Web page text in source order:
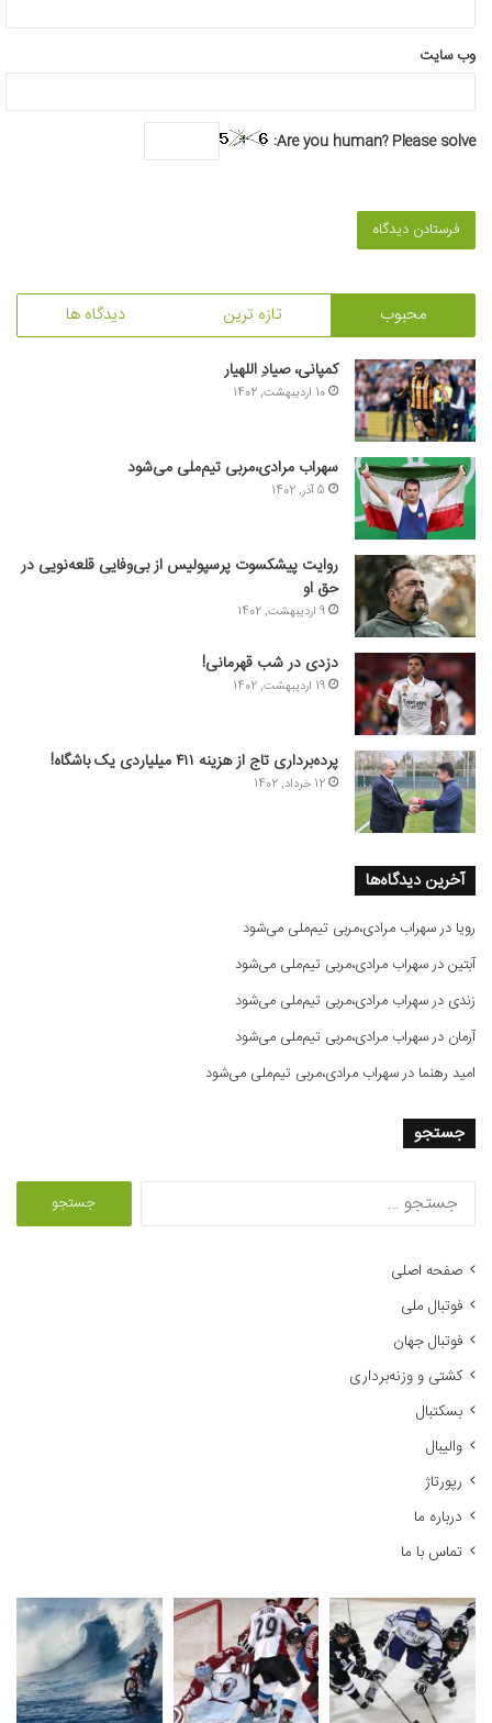
وب‌ سایت
Are you human? Please solve:
محبوب تازه ترین دیدگاه ها
کمپانی، صیادِ اللهیار
10 اردیبهشت, 1402
سهراب مرادی،مربی تیم‌ملی می‌شود
5 آذر, 1402
روایت پیشکسوت پرسپولیس از بی‌وفایی قلعه‌نویی در
حق او
9 اردیبهشت, 1402
دزدی در شب قهرمانی!
19 اردیبهشت, 1402
پرده‌برداری تاج از هزینه ۴۱۱ میلیاردی یک باشگاه!
12 خرداد, 1402
آخرین دیدگاه‌ها
رویا درسهراب مرادی،مربی تیم‌ملی می‌شود
آبتیندرسهراب مرادی،مربی تیم‌ملی می‌شود
زندی درسهراب مرادی،مربی تیم‌ملی می‌شود
آرمان درسهراب مرادی،مربی تیم‌ملی می‌شود
امید رهنما درسهراب مرادی،مربی تیم‌ملی می‌شود
جستجو
صفحه اصلی
فوتبال ملی
فوتبال جهان
کشتی و وزنه‌برداری
بسکتبال
والیبال
رپورتاژ
درباره ما
تماس با ما